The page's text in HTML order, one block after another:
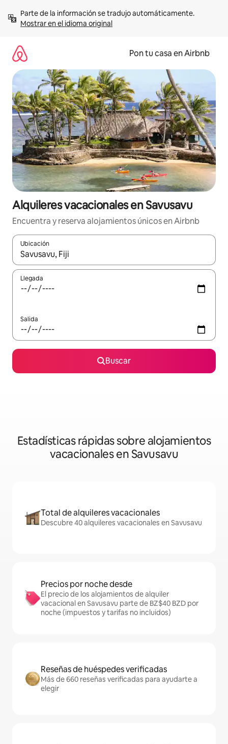
contenidoMostrar en el idioma original
Pon tu casa en Airbnb
Alquileres vacacionales en Savusavu
Encuentra y reserva alojamientos únicos en Airbnb
Ubicación
Cuando los resultados estén disponibles, navega con las
Llegada
Salida
Buscar
Estadísticas rápidas sobre alojamientos
vacacionales en Savusavu
Total de alquileres vacacionales
Descubre 40 alquileres vacacionales en Savusavu
Precios por noche desde
El precio de los alojamientos de alquiler
vacacional en Savusavu parte de BZ$40 BZD por
noche (impuestos y tarifas no incluidos)
Reseñas de huéspedes verificadas
Más de 660 reseñas verificadas para ayudarte a
elegir